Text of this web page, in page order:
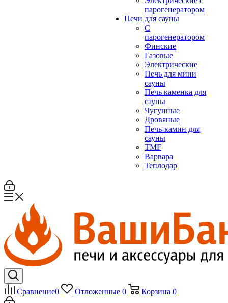
парогенератором
Печи для сауны
С
парогенератором
Финские
Газовые
Электрические
Печь для мини
сауны
Печь каменка для
сауны
Чугунные
Дровяные
Печь-камин для
сауны
TMF
Варвара
Теплодар
Сравнение0 Отложенные 0 Корзина 0